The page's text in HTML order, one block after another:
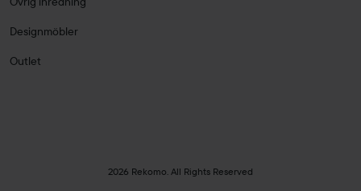
Designmöbler
Outlet
2026 Rekomo. All Rights Reserved